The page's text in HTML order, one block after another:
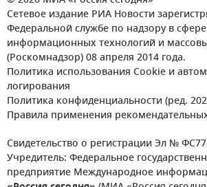
Сетевое издание РИА Новости
Федеральной службе по надзору в
информационных технологий и
(Роскомнадзор) 08 апреля 2014 года.
Политика использования Cookie и
логирования
Политика конфиденциальности (ред.
Правила применения
Свидетельство о регистрации Эл №
Учредитель: Федеральное
предприятие Международное